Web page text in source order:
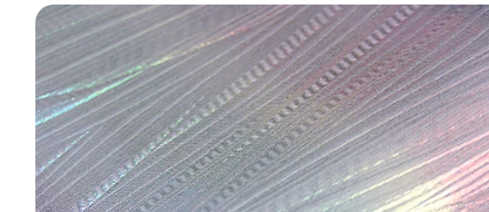
directamente
a la
información
del producto